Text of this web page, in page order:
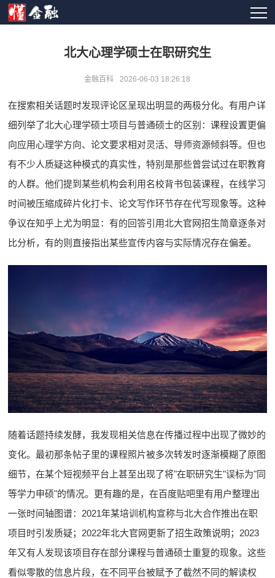
北大心理学硕士在职研究生
金融百科 2026-06-03 18:26:18
在搜索相关话题时发现评论区呈现出明显的两极分化。有用户详
细列举了北大心理学硕士项目与普通硕士的区别：课程设置更偏
向应用心理学方向、论文要求相对灵活、导师资源倾斜等。但也
有不少人质疑这种模式的真实性，特别是那些曾尝试过在职教育
的人群。他们提到某些机构会利用名校背书包装课程，在线学习
时间被压缩成碎片化打卡、论文写作环节存在代写现象等。这种
争议在知乎上尤为明显：有的回答引用北大官网招生简章逐条对
比分析，有的则直接指出某些宣传内容与实际情况存在偏差。
随着话题持续发酵，我发现相关信息在传播过程中出现了微妙的
变化。最初那条帖子里的课程照片被多次转发时逐渐模糊了原图
细节，在某个短视频平台上甚至出现了将"在职研究生"误标为"同
等学力申硕"的情况。更有趣的是，在百度贴吧里有用户整理出
一张时间轴图谱：2021年某培训机构宣称与北大合作推出在职
项目时引发质疑；2022年北大官网更新了招生政策说明；2023
年又有人发现该项目存在部分课程与普通硕士重复的现象。这些
看似零散的信息片段，在不同平台被赋予了截然不同的解读权